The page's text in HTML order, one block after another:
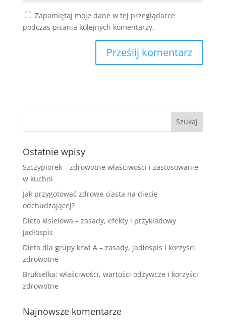
Zapamiętaj moje dane w tej przeglądarce
podczas pisania kolejnych komentarzy.
Ostatnie wpisy
Szczypiorek – zdrowotne właściwości i zastosowanie
w kuchni
Jak przygotować zdrowe ciasta na diecie
odchudzającej?
Dieta kisielowa – zasady, efekty i przykładowy
jadłospis
Dieta dla grupy krwi A – zasady, jadłospis i korzyści
zdrowotne
Brukselka: właściwości, wartości odżywcze i korzyści
zdrowotne
Najnowsze komentarze